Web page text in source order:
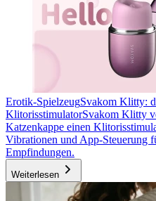
Erotik-SpielzeugSvakom Klitty:
KlitorisstimulatorSvakom Klitty
Katzenkappe einen
Vibrationen und App-Steuerung
Empfindungen.
Weiterlesen